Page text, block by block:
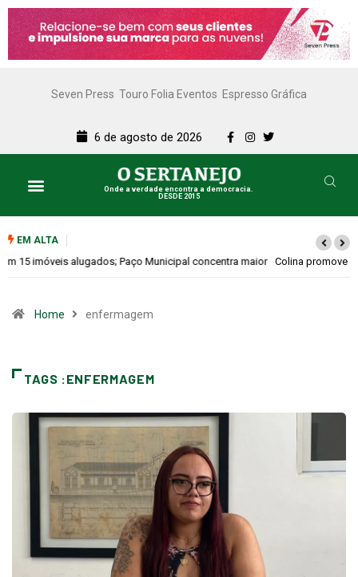
Seven Press Touro Folia Eventos Espresso Gráfica
6 de agosto de 2026
Onde a verdade encontra a democracia.
DESDE 2015
EM ALTA
Colina promove 1º Fórum de Turismo para discutir desenvolvimento
Home enfermagem
TAGS :ENFERMAGEM